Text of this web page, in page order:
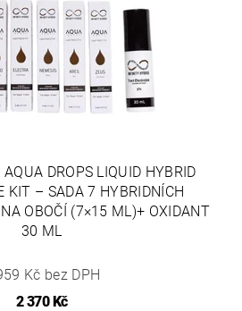
DROPS LIQUID HYBRID
KIT – SADA 7 HYBRIDNÍCH
OBOČÍ (7×15 ML)+ OXIDANT
30 ML
Kč bez DPH
2 370 Kč